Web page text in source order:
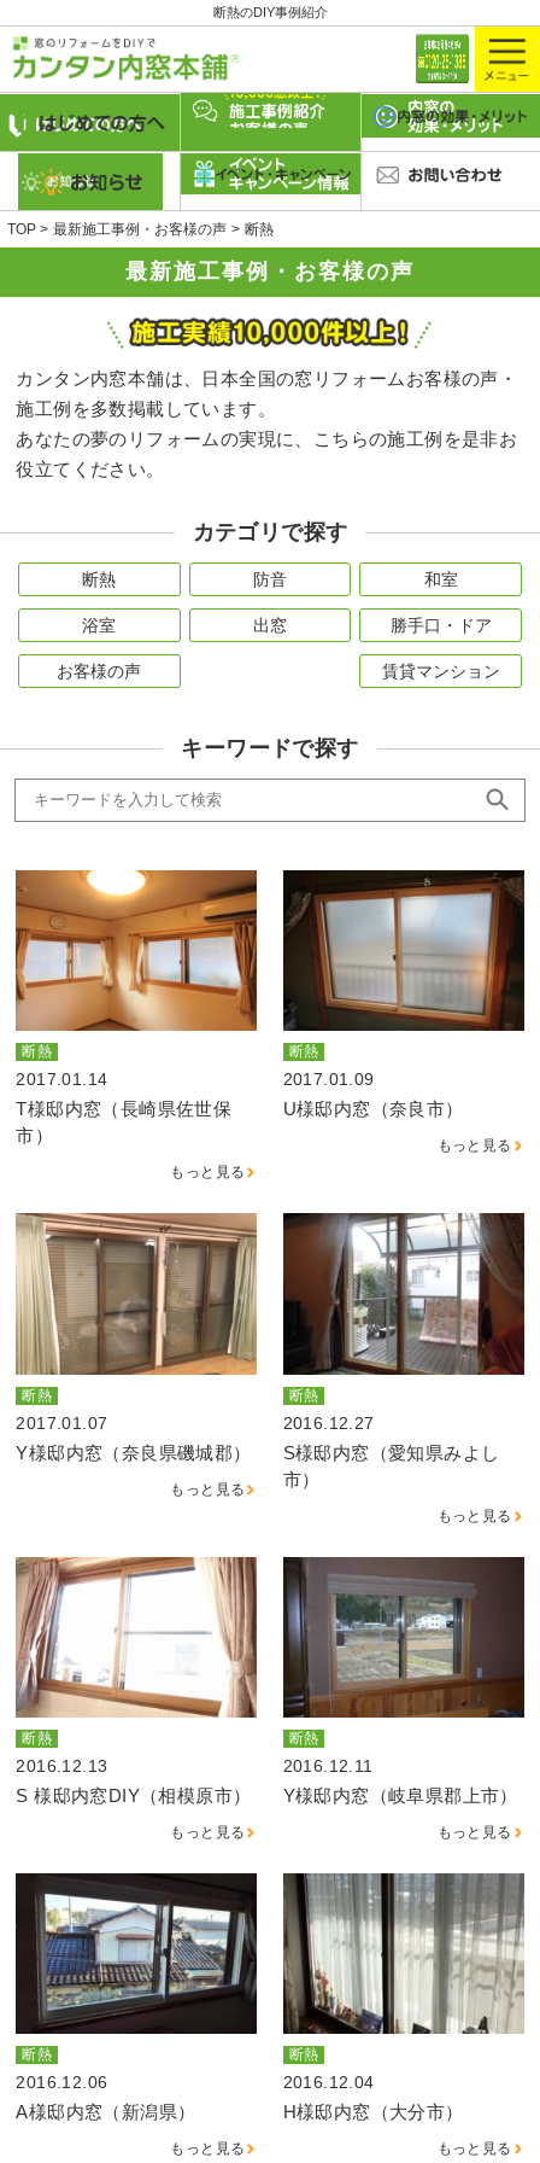
断熱のDIY事例紹介
最新施工事例・お客様の声
TOP 最新施工事例・お客様の声 断熱
カンタン内窓本舗は、日本全国の窓リフォームお客様の声・
施工例を多数掲載しています。
あなたの夢のリフォームの実現に、こちらの施工例を是非お
役立てください。
カテゴリで探す
断熱 防音 和室
浴室 出窓 勝手口・ドア
お客様の声 賃貸マンション
キーワードで探す
断熱
2017.01.14
T様邸内窓（長崎県佐世保
市）
もっと見る
断熱
2017.01.09
U様邸内窓（奈良市）
もっと見る
断熱
2017.01.07
Y様邸内窓（奈良県磯城郡）
もっと見る
断熱
2016.12.27
S様邸内窓（愛知県みよし
市）
もっと見る
断熱
2016.12.13
S 様邸内窓DIY（相模原市）
もっと見る
断熱
2016.12.11
Y様邸内窓（岐阜県郡上市）
もっと見る
断熱
2016.12.06
A様邸内窓（新潟県）
もっと見る
断熱
2016.12.04
H様邸内窓（大分市）
もっと見る